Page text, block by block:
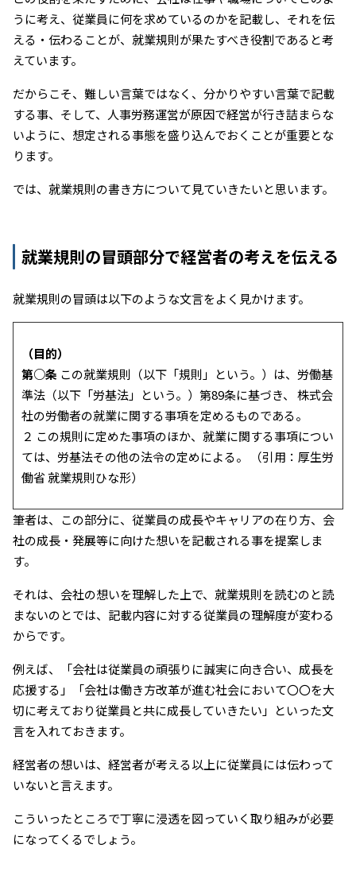
うに考え、従業員に何を求めているのかを記載し、それを伝
える・伝わることが、就業規則が果たすべき役割であると考
えています。
だからこそ、難しい言葉ではなく、分かりやすい言葉で記載
する事、そして、人事労務運営が原因で経営が行き詰まらな
いように、想定される事態を盛り込んでおくことが重要とな
ります。
では、就業規則の書き方について見ていきたいと思います。
就業規則の冒頭部分で経営者の考えを伝える
就業規則の冒頭は以下のような文言をよく見かけます。
（目的）
第○条 この就業規則（以下「規則」という。）は、労働基
準法（以下「労基法」という。）第89条に基づき、 株式会
社の労働者の就業に関する事項を定めるものである。
２ この規則に定めた事項のほか、就業に関する事項につい
ては、労基法その他の法令の定めによる。 （引用：厚生労
働省 就業規則ひな形）
筆者は、この部分に、従業員の成長やキャリアの在り方、会
社の成長・発展等に向けた想いを記載される事を提案しま
す。
それは、会社の想いを理解した上で、就業規則を読むのと読
まないのとでは、記載内容に対する従業員の理解度が変わる
からです。
例えば、「会社は従業員の頑張りに誠実に向き合い、成長を
応援する」「会社は働き方改革が進む社会において〇〇を大
切に考えており従業員と共に成長していきたい」といった文
言を入れておきます。
経営者の想いは、経営者が考える以上に従業員には伝わって
いないと言えます。
こういったところで丁寧に浸透を図っていく取り組みが必要
になってくるでしょう。